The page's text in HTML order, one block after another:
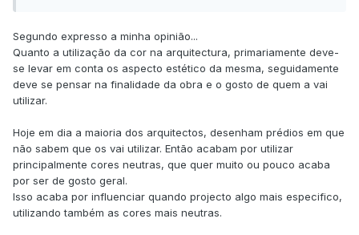
Segundo expresso a minha opinião...
Quanto a utilização da cor na arquitectura, primariamente deve-
se levar em conta os aspecto estético da mesma, seguidamente
deve se pensar na finalidade da obra e o gosto de quem a vai
utilizar.
Hoje em dia a maioria dos arquitectos, desenham prédios em que
não sabem que os vai utilizar. Então acabam por utilizar
principalmente cores neutras, que quer muito ou pouco acaba
por ser de gosto geral.
Isso acaba por influenciar quando projecto algo mais especifico,
utilizando também as cores mais neutras.